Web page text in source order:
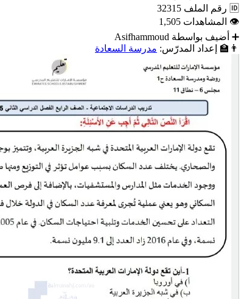
🆔 رقم الملف 32315
👁 المشاهدات 1,505
➕ أضيف بواسطة Asifhammoud
👨‍🏫
إعداد المدرّس: مدرسة السعادة